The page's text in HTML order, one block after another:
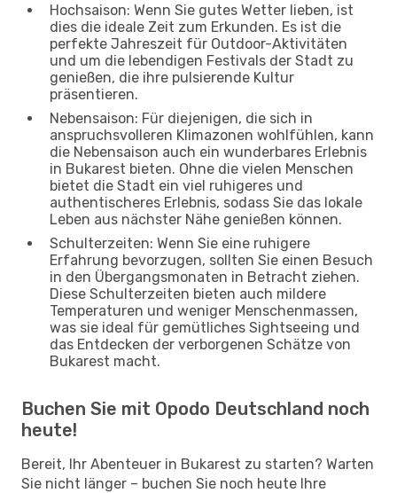
Hochsaison: Wenn Sie gutes Wetter lieben, ist
dies die ideale Zeit zum Erkunden. Es ist die
perfekte Jahreszeit für Outdoor-Aktivitäten
und um die lebendigen Festivals der Stadt zu
genießen, die ihre pulsierende Kultur
präsentieren.
Nebensaison: Für diejenigen, die sich in
anspruchsvolleren Klimazonen wohlfühlen, kann
die Nebensaison auch ein wunderbares Erlebnis
in Bukarest bieten. Ohne die vielen Menschen
bietet die Stadt ein viel ruhigeres und
authentischeres Erlebnis, sodass Sie das lokale
Leben aus nächster Nähe genießen können.
Schulterzeiten: Wenn Sie eine ruhigere
Erfahrung bevorzugen, sollten Sie einen Besuch
in den Übergangsmonaten in Betracht ziehen.
Diese Schulterzeiten bieten auch mildere
Temperaturen und weniger Menschenmassen,
was sie ideal für gemütliches Sightseeing und
das Entdecken der verborgenen Schätze von
Bukarest macht.
Buchen Sie mit Opodo Deutschland noch
heute!
Bereit, Ihr Abenteuer in Bukarest zu starten? Warten
Sie nicht länger – buchen Sie noch heute Ihre